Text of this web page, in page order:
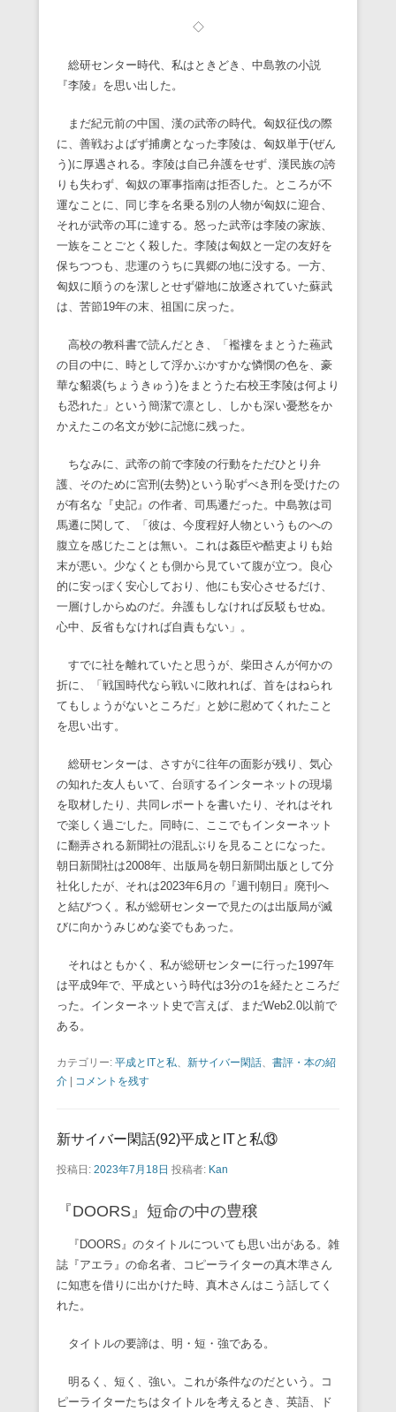
◇
総研センター時代、私はときどき、中島敦の小説
『李陵』を思い出した。
まだ紀元前の中国、漢の武帝の時代。匈奴征伐の際
に、善戦およばず捕虜となった李陵は、匈奴単于(ぜん
う)に厚遇される。李陵は自己弁護をせず、漢民族の誇
りも失わず、匈奴の軍事指南は拒否した。ところが不
運なことに、同じ李を名乗る別の人物が匈奴に迎合、
それが武帝の耳に達する。怒った武帝は李陵の家族、
一族をことごとく殺した。李陵は匈奴と一定の友好を
保ちつつも、悲運のうちに異郷の地に没する。一方、
匈奴に順うのを潔しとせず僻地に放逐されていた蘇武
は、苦節19年の末、祖国に戻った。
高校の教科書で読んだとき、「襤褸をまとうた蘓武
の目の中に、時として浮かぶかすかな憐憫の色を、豪
華な貂裘(ちょうきゅう)をまとうた右校王李陵は何より
も恐れた」という簡潔で凛とし、しかも深い憂愁をか
かえたこの名文が妙に記憶に残った。
ちなみに、武帝の前で李陵の行動をただひとり弁
護、そのために宮刑(去勢)という恥ずべき刑を受けたの
が有名な『史記』の作者、司馬遷だった。中島敦は司
馬遷に関して、「彼は、今度程好人物というものへの
腹立を感じたことは無い。これは姦臣や酷吏よりも始
末が悪い。少なくとも側から見ていて腹が立つ。良心
的に安っぽく安心しており、他にも安心させるだけ、
一層けしからぬのだ。弁護もしなければ反駁もせぬ。
心中、反省もなければ自責もない」。
すでに社を離れていたと思うが、柴田さんが何かの
折に、「戦国時代なら戦いに敗れれば、首をはねられ
てもしょうがないところだ」と妙に慰めてくれたこと
を思い出す。
総研センターは、さすがに往年の面影が残り、気心
の知れた友人もいて、台頭するインターネットの現場
を取材したり、共同レポートを書いたり、それはそれ
で楽しく過ごした。同時に、ここでもインターネット
に翻弄される新聞社の混乱ぶりを見ることになった。
朝日新聞社は2008年、出版局を朝日新聞出版として分
社化したが、それは2023年6月の『週刊朝日』廃刊へ
と結びつく。私が総研センターで見たのは出版局が滅
びに向かうみじめな姿でもあった。
それはともかく、私が総研センターに行った1997年
は平成9年で、平成という時代は3分の1を経たところだ
った。インターネット史で言えば、まだWeb2.0以前で
ある。
カテゴリー: 平成とITと私、 新サイバー閑話、 書評・本の紹
介
コメントを残す
新サイバー閑話(92)平成とITと私⑬
投稿日: 2023年7月18日 投稿者: Kan
『DOORS』短命の中の豊穣
『DOORS』のタイトルについても思い出がある。雑
誌『アエラ』の命名者、コピーライターの真木準さん
に知恵を借りに出かけた時、真木さんはこう話してく
れた。
タイトルの要諦は、明・短・強である。
明るく、短く、強い。これが条件なのだという。コ
ピーライターたちはタイトルを考えるとき、英語、ド